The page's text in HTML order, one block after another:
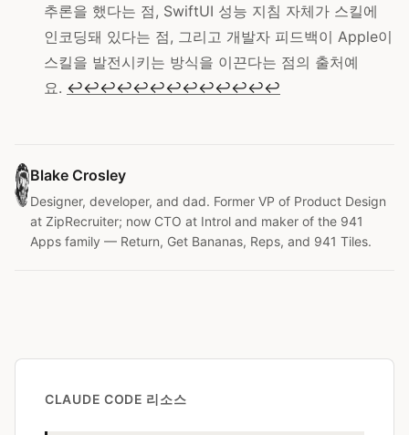
추론을 했다는 점, SwiftUI 성능 지침 자체가 스킬에
인코딩돼 있다는 점, 그리고 개발자 피드백이 Apple이
스킬을 발전시키는 방식을 이끈다는 점의 출처예
요. ↩↩↩↩↩↩↩↩↩↩↩↩↩
Blake Crosley
Designer, developer, and dad. Former VP of Product Design
at ZipRecruiter; now CTO at Introl and maker of the 941
Apps family — Return, Get Bananas, Reps, and 941 Tiles.
CLAUDE CODE 리소스